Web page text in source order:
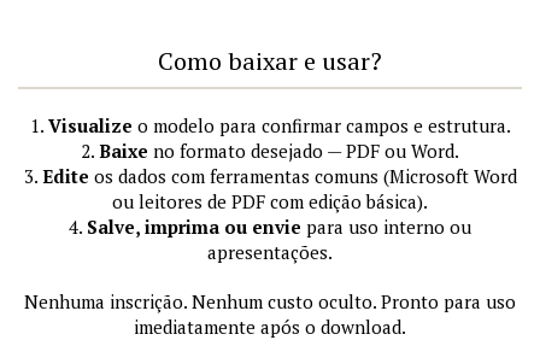
Como baixar e usar?
1. Visualize o modelo para confirmar campos e estrutura.
2. Baixe no formato desejado — PDF ou Word.
3. Edite os dados com ferramentas comuns (Microsoft Word
ou leitores de PDF com edição básica).
4. Salve, imprima ou envie para uso interno ou
apresentações.
Nenhuma inscrição. Nenhum custo oculto. Pronto para uso
imediatamente após o download.